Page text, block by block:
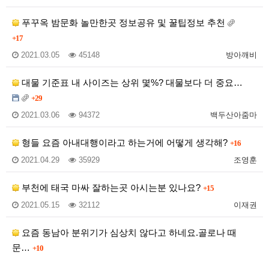
푸꾸옥 밤문화 놀만한곳 정보공유 및 꿀팁정보 추천
+17
방아깨비
2021.03.05 45148
대물 기준표 내 사이즈는 상위 몇%? 대물보다 더 중요…
+29
백두산아줌마
2021.03.06 94372
형들 요즘 아내대행이라고 하는거에 어떻게 생각해? +16
조영훈
2021.04.29 35929
부천에 태국 마싸 잘하는곳 아시는분 있나요? +15
이재권
2021.05.15 32112
요즘 동남아 분위기가 심상치 않다고 하네요.골로나 때
문… +10